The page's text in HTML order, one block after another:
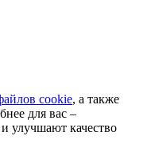
cookie, а также
для вас –
улучшают качество